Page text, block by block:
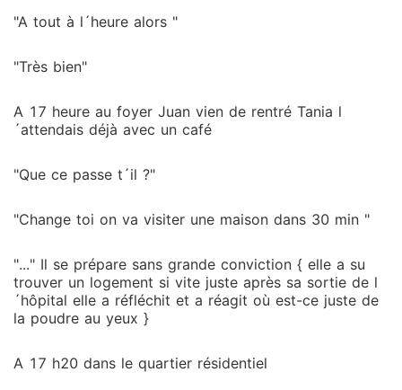
"A tout à l´heure alors "
"Très bien"
A 17 heure au foyer Juan vien de rentré Tania l
´attendais déjà avec un café
"Que ce passe t´il ?"
"Change toi on va visiter une maison dans 30 min "
"..." Il se prépare sans grande conviction { elle a su
trouver un logement si vite juste après sa sortie de l
´hôpital elle a réfléchit et a réagit où est-ce juste de
la poudre au yeux }
A 17 h20 dans le quartier résidentiel